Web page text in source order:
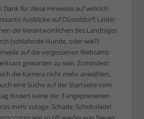
Dank für diese Hinweise auf wirklich
Ausblicke auf Düsseldorf! Leider
die Verantwortlichen des Landtages
(schlafende Hunde, oder wie?)
auf die vergessenen Webcams
geworden zu sein. Zumindest
die Kamera nicht mehr anwählen,
eine Suche auf der Startseite vom
fördert keine der 3 angepriesenen
mehr zutage. Schade, Schokolade!